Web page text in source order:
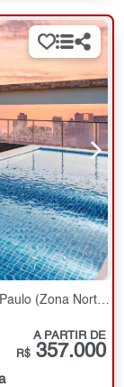
2 quartos - 36 a 58 m²
A PARTIR DE
R$ 357.000